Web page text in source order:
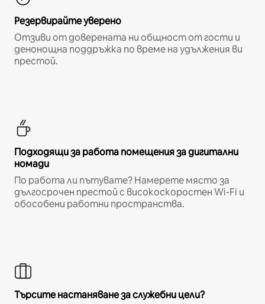
Резервирайте уверено
Отзиви от доверената ни общност от гости и
денонощна поддръжка по време на удължения ви
престой.
Подходящи за работа помещения за дигитални
номади
По работа ли пътувате? Намерете място за
дългосрочен престой с високоскоростен Wi-Fi и
обособени работни пространства.
Търсите настаняване за служебни цели?